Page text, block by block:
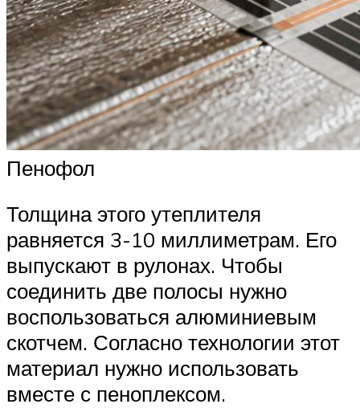
Пенофол
Толщина этого утеплителя
равняется 3-10 миллиметрам. Его
выпускают в рулонах. Чтобы
соединить две полосы нужно
воспользоваться алюминиевым
скотчем. Согласно технологии этот
материал нужно использовать
вместе с пеноплексом.